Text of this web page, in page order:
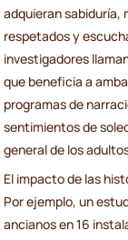
adquieran sabiduría,
respetados y
investigadores
que beneficia a
programas de
sentimientos de
general de los
El impacto de las
Por ejemplo, un
ancianos en 16